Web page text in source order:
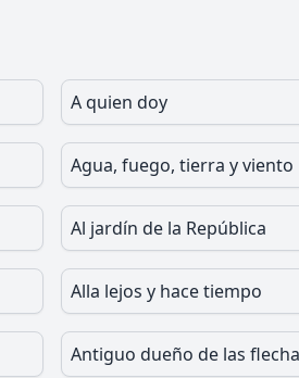
A quien doy
Agua, fuego, tierra y viento
Al jardín de la República
Alla lejos y hace tiempo
Antiguo dueño de las